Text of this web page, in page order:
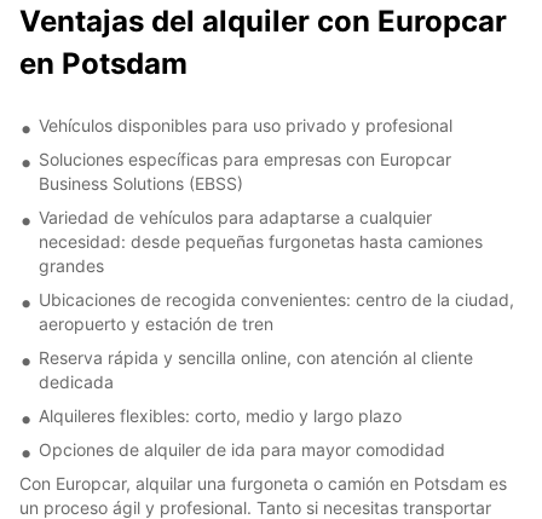
Ventajas del alquiler con Europcar
en Potsdam
Vehículos disponibles para uso privado y profesional
Soluciones específicas para empresas con Europcar
Business Solutions (EBSS)
Variedad de vehículos para adaptarse a cualquier
necesidad: desde pequeñas furgonetas hasta camiones
grandes
Ubicaciones de recogida convenientes: centro de la ciudad,
aeropuerto y estación de tren
Reserva rápida y sencilla online, con atención al cliente
dedicada
Alquileres flexibles: corto, medio y largo plazo
Opciones de alquiler de ida para mayor comodidad
Con Europcar, alquilar una furgoneta o camión en Potsdam es
un proceso ágil y profesional. Tanto si necesitas transportar